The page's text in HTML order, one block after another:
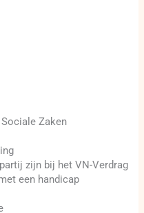
Zaken
zijn bij het VN-Verdrag
een handicap